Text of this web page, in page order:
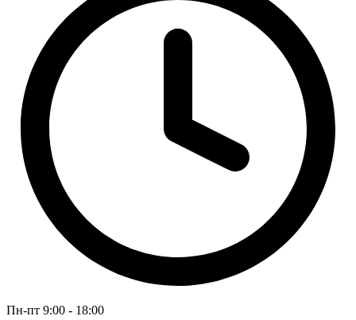
Пн-пт 9:00 - 18:00